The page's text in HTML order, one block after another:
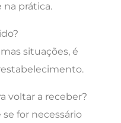
prática.
situações, é
voltar a receber?
for necessário